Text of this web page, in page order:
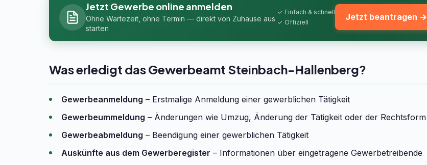
Jetzt Gewerbe online anmelden
Ohne Wartezeit, ohne Termin — direkt von Zuhause aus
starten
✓ Einfach & schnell
✓ Offiziell
Jetzt beantragen →
Was erledigt das Gewerbeamt Steinbach-Hallenberg?
Gewerbeanmeldung – Erstmalige Anmeldung einer gewerblichen Tätigkeit
Gewerbeummeldung – Änderungen wie Umzug, Änderung der Tätigkeit oder der Rechtsform
Gewerbeabmeldung – Beendigung einer gewerblichen Tätigkeit
Auskünfte aus dem Gewerberegister – Informationen über eingetragene Gewerbetreibende